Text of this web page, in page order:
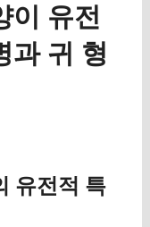
이 유전
과 귀 형
유전적 특